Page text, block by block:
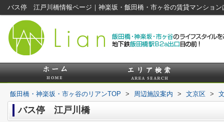
バス停 江戸川橋情報ページ｜神楽坂・飯田橋・市ヶ谷の賃貸マンション
飯田橋・神楽坂・市ヶ谷のリアンTOP > 周辺施設案内 > 文京区 >
バス停 江戸川橋